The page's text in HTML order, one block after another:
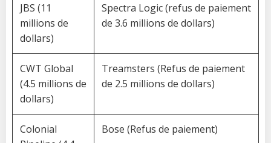
JBS (11
millions de
dollars)
Spectra Logic (refus de paiement
de 3.6 millions de dollars)
CWT Global
(4.5 millions de
dollars)
Treamsters (Refus de paiement
de 2.5 millions de dollars)
Colonial
Bose (Refus de paiement)